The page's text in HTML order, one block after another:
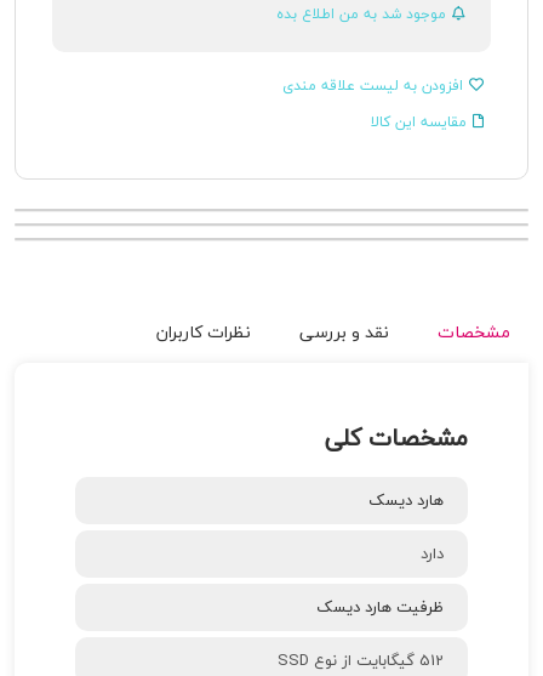
موجود شد به من اطلاع بده
افزودن به لیست علاقه مندی
مقایسه این کالا
مشخصات نقد و بررسی نظرات کاربران
مشخصات کلی
هارد دیسک
دارد
ظرفیت هارد دیسک
512 گیگابایت از نوع SSD